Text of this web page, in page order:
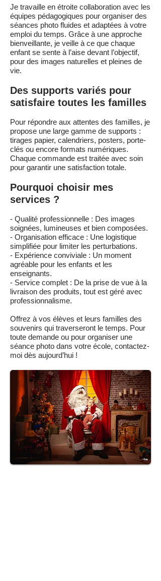
Je travaille en étroite collaboration avec les
équipes pédagogiques pour organiser des
séances photo fluides et adaptées à votre
emploi du temps. Grâce à une approche
bienveillante, je veille à ce que chaque
enfant se sente à l’aise devant l’objectif,
pour des images naturelles et pleines de
vie.
Des supports variés pour
satisfaire toutes les familles
Pour répondre aux attentes des familles, je
propose une large gamme de supports :
tirages papier, calendriers, posters, porte-
clés ou encore formats numériques.
Chaque commande est traitée avec soin
pour garantir une satisfaction totale.
Pourquoi choisir mes
services ?
- Qualité professionnelle : Des images
soignées, lumineuses et bien composées.
- Organisation efficace : Une logistique
simplifiée pour limiter les perturbations.
- Expérience conviviale : Un moment
agréable pour les enfants et les
enseignants.
- Service complet : De la prise de vue à la
livraison des produits, tout est géré avec
professionnalisme.
Offrez à vos élèves et leurs familles des
souvenirs qui traverseront le temps. Pour
toute demande ou pour organiser une
séance photo dans votre école, contactez-
moi dès aujourd’hui !